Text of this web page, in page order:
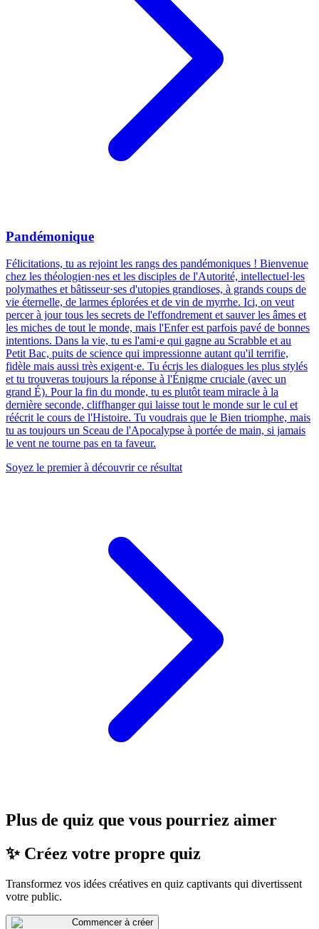
Pandémonique
Félicitations, tu as rejoint les rangs des pandémoniques ! Bienvenue
chez les théologien·nes et les disciples de l'Autorité, intellectuel·les
polymathes et bâtisseur·ses d'utopies grandioses, à grands coups de
vie éternelle, de larmes éplorées et de vin de myrrhe. Ici, on veut
percer à jour tous les secrets de l'effondrement et sauver les âmes et
les miches de tout le monde, mais l'Enfer est parfois pavé de bonnes
intentions. Dans la vie, tu es l'ami·e qui gagne au Scrabble et au
Petit Bac, puits de science qui impressionne autant qu'il terrifie,
fidèle mais aussi très exigent·e. Tu écris les dialogues les plus stylés
et tu trouveras toujours la réponse à l'Énigme cruciale (avec un
grand É). Pour la fin du monde, tu es plutôt team miracle à la
dernière seconde, cliffhanger qui laisse tout le monde sur le cul et
réécrit le cours de l'Histoire. Tu voudrais que le Bien triomphe, mais
tu as toujours un Sceau de l'Apocalypse à portée de main, si jamais
le vent ne tourne pas en ta faveur.
Soyez le premier à découvrir ce résultat
Plus de quiz que vous pourriez aimer
✨ Créez votre propre quiz
Transformez vos idées créatives en quiz captivants qui divertissent
votre public.
Commencer à créer